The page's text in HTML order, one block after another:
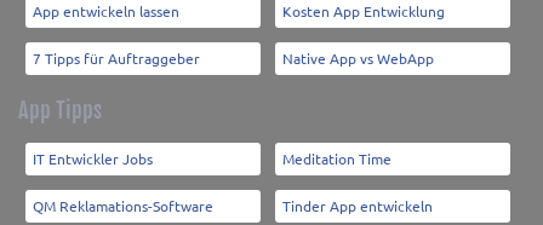
App entwickeln lassen Kosten App Entwicklung
7 Tipps für Auftraggeber Native App vs WebApp
App Tipps
IT Entwickler Jobs Meditation Time
QM Reklamations-Software Tinder App entwickeln